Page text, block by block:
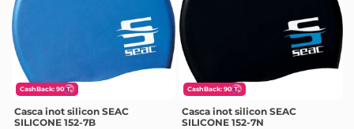
CashBack: 90
Casca inot silicon SEAC
SILICONE 152-7B
CashBack: 90
Casca inot silicon SEAC
SILICONE 152-7N